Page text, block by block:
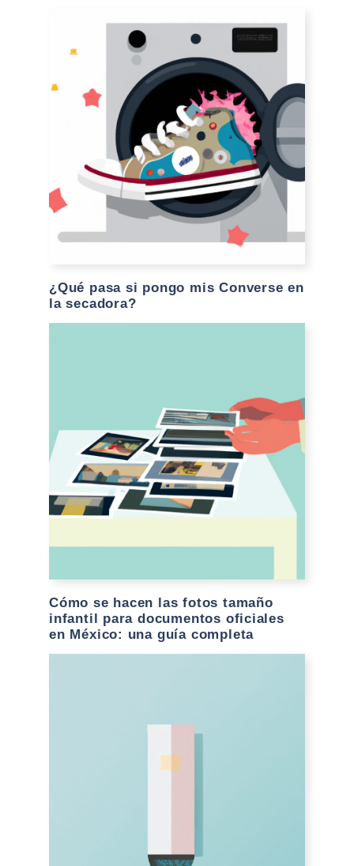
¿Qué pasa si pongo mis Converse en
la secadora?
Cómo se hacen las fotos tamaño
infantil para documentos oficiales
en México: una guía completa